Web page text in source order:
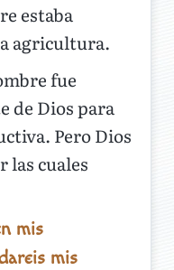
estaba
agricultura.
fue
de Dios para
Pero Dios
las cuales
mis
mis